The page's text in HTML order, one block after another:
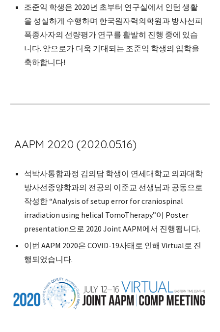
조준익 학생은 2020년 초부터 연구실에서 인턴 생활
을 성실하게 수행하며 한국원자력의학원과 방사선피
폭종사자의 선량평가 연구를 활발히 진행 중에 있습
니다. 앞으로가 더욱 기대되는 조준익 학생의 입학을
축하합니다!
AAPM 2020 (2020.05.16)
석박사통합과정 김의담 학생이 연세대학교 의과대학
방사선종양학과의 전공의 이준교 선생님과 공동으로
작성한 “Analysis of setup error for craniospinal
irradiation using helical TomoTherapy.”이 Poster
presentation으로 2020 Joint AAPM에서 진행됩니다.
이번 AAPM 2020은 COVID-19사태로 인해 Virtual로 진
행되었습니다.